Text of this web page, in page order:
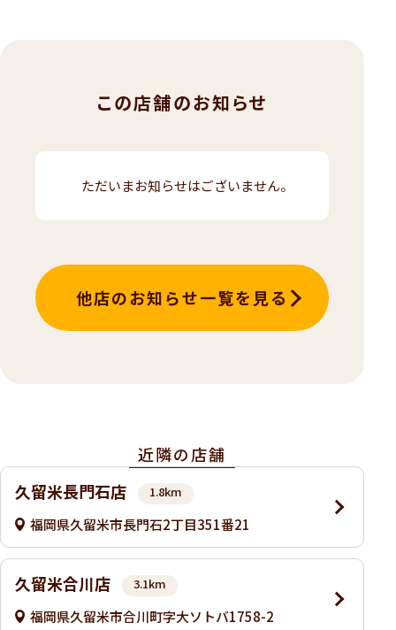
この店舗のお知らせ
ただいまお知らせはございません。
他店のお知らせ一覧を見る
近隣の店舗
久留米長門石店
1.8km
福岡県久留米市長門石2丁目351番21
久留米合川店 3.1km
福岡県久留米市合川町字大ソトバ1758-2